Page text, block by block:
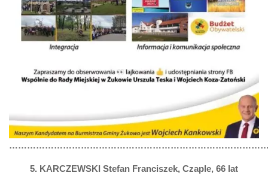
5. KARCZEWSKI Stefan Franciszek, Czaple, 66 lat